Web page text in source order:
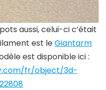
aussi, celui-ci c’était
est leGiantarm
est disponible ici :
fr/object/3d-